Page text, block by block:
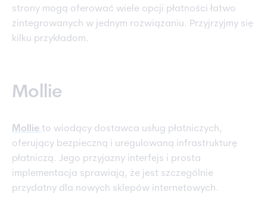
strony mogą oferować wiele opcji płatności łatwo
zintegrowanych w jednym rozwiązaniu. Przyjrzyjmy się
kilku przykładom.
Mollie
Mollie to wiodący dostawca usług płatniczych,
oferujący bezpieczną i uregulowaną infrastrukturę
płatniczą. Jego przyjazny interfejs i prosta
implementacja sprawiają, że jest szczególnie
przydatny dla nowych sklepów internetowych.